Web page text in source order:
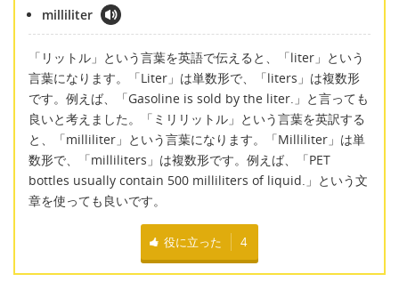
milliliter
「リットル」という言葉を英語で伝えると、「liter」という
言葉になります。「Liter」は単数形で、「liters」は複数形
です。例えば、「Gasoline is sold by the liter.」と言っても
良いと考えました。「ミリリットル」という言葉を英訳する
と、「milliliter」という言葉になります。「Milliliter」は単
数形で、「milliliters」は複数形です。例えば、「PET
bottles usually contain 500 milliliters of liquid.」という文
章を使っても良いです。
役に立った 4